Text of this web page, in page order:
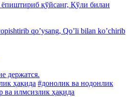
қўйсанг, Қўли билан
qoʼysang, Qoʼli bilan koʼchirib
держатся.
ҳақида #донолик ва нодонлик
ва илмсизлик ҳақида